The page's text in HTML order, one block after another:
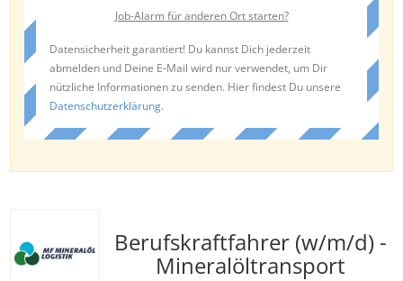
Job-Alarm für anderen Ort starten?
Datensicherheit garantiert! Du kannst Dich jederzeit
abmelden und Deine E-Mail wird nur verwendet, um Dir
nützliche Informationen zu senden. Hier findest Du unsere
Datenschutzerklärung.
Berufskraftfahrer (w/m/d) -
Mineralöltransport